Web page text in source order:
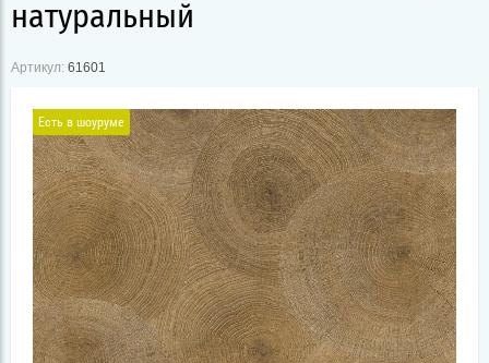
натуральный
Артикул: 61601
Есть в шоуруме